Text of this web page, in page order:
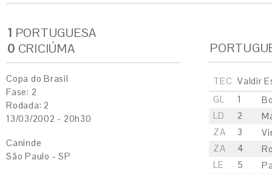
1 PORTUGUESA
0 CRICIÚMA
Copa do Brasil
Fase: 2
Rodada: 2
13/03/2002 - 20h30
Caninde
São Paulo - SP
TEC Valdir
GL
1
LD
2
ZA
3
ZA
4
LE
5